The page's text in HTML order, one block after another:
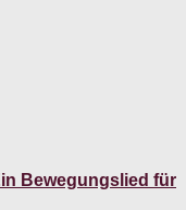
Bewegungslied für